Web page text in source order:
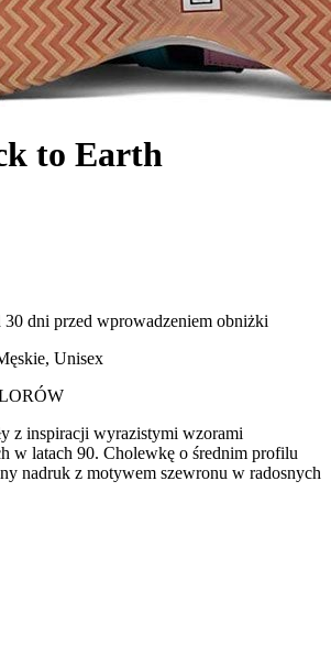
to Earth
30 dni przed wprowadzeniem obniżki
Unisex
z inspiracji wyrazistymi wzorami
w latach 90. Cholewkę o średnim profilu
nadruk z motywem szewronu w radosnych